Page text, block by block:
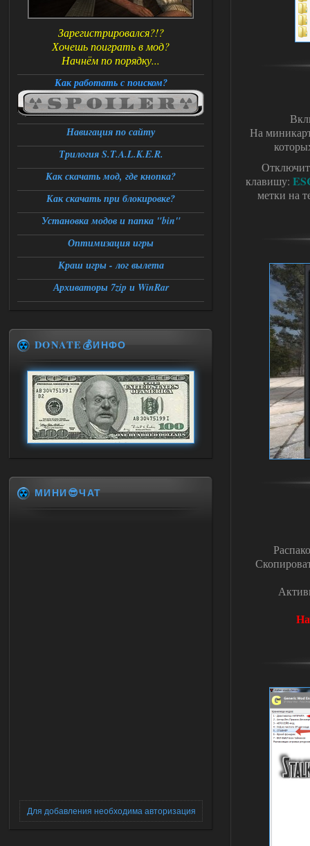
На
клавишу:
метки на
Зарегистрировался?!?
Хочешь поиграть в мод?
Начнём по порядку...
Как работать с поиском?
Навигация по сайту
Трилогия S.T.A.L.K.E.R.
Как скачать мод, где кнопка?
Как скачать при блокировке?
Установка модов и папка "bin"
Оптимизация игры
Краш игры - лог вылета
Архиваторы 7zip и WinRar
DONATE💰ИНФО
МИНИ😎ЧАТ
Для добавления необходима авторизация